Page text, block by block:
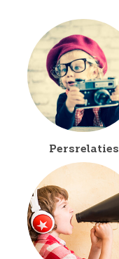
Persrelaties